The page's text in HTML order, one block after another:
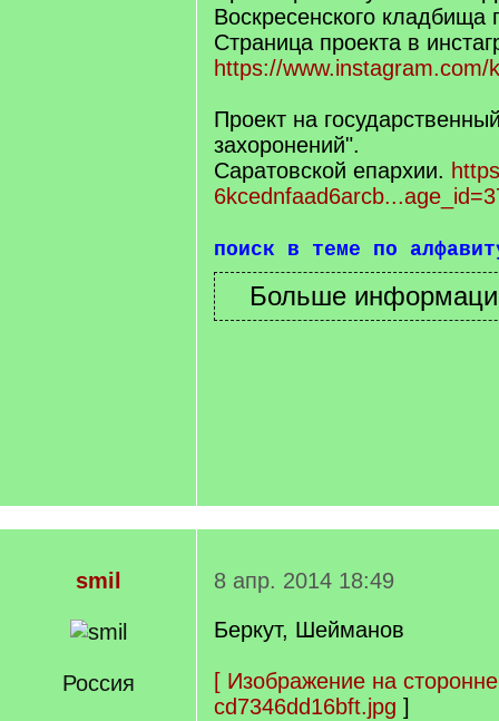
Воскресенского кладбища
Страница проекта в
https://www.instagram.com/
Проект на
захоронений".
Саратовской епархии.
поиск в теме по
smil
Россия
8 апр. 2014 18:49
Беркут, Шейманов
[ Изображение на
cd7346dd16bft.jpg ]